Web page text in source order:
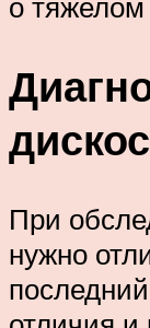
При
нужно